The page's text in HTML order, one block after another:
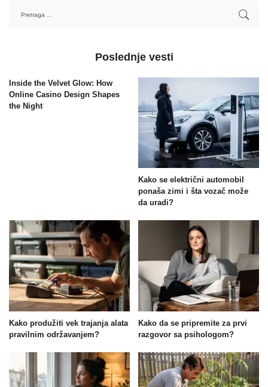
Poslednje vesti
Inside the Velvet Glow: How
Online Casino Design Shapes
the Night
Kako se električni automobil
ponaša zimi i šta vozač može
da uradi?
Kako produžiti vek trajanja alata
pravilnim održavanjem?
Kako da se pripremite za prvi
razgovor sa psihologom?